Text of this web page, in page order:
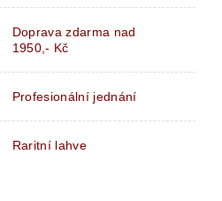
Doprava zdarma nad
1950,- Kč
Profesionální jednání
Raritní lahve